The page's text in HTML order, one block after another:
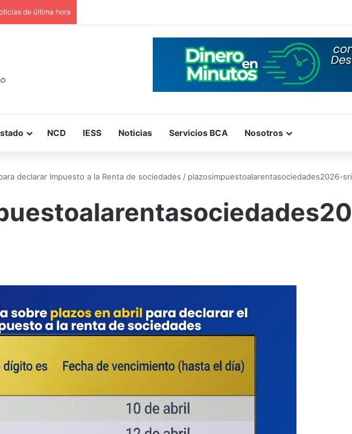
de última hora
NCD IESS Noticias Servicios BCA Nosotros
declarar Impuesto a la Renta de sociedades / plazosimpuestoalarentasociedades2026-sri